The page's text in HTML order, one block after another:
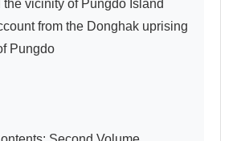
the vicinity of Pungdo Island
from the Donghak uprising
Pungdo